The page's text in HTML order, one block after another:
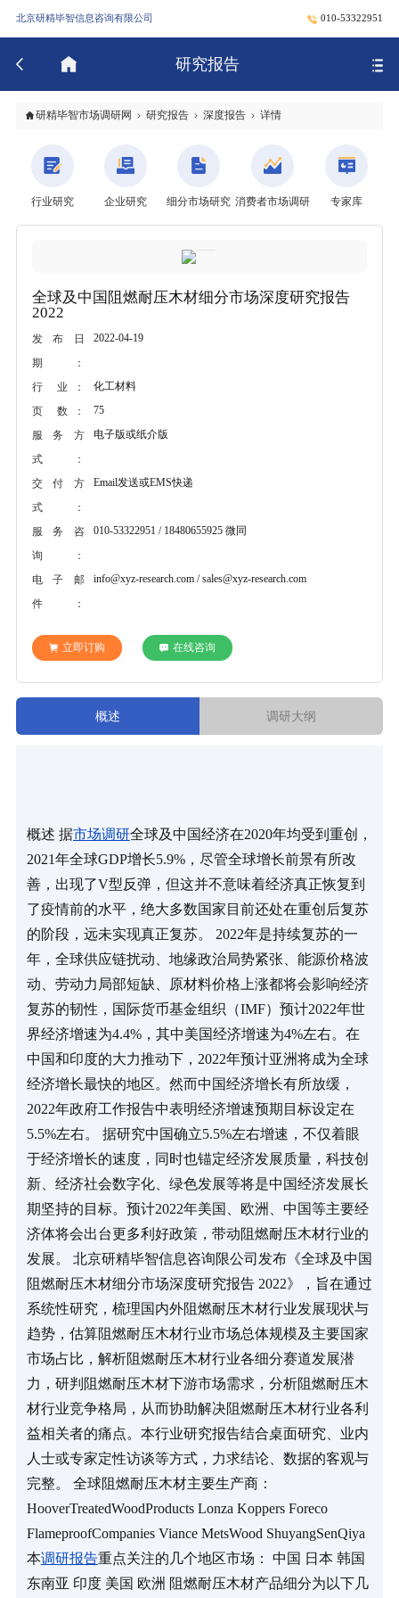
北京研精毕智信息咨询有限公司 010-53322951
研究报告
研精毕智市场调研网 研究报告 深度报告 详情
行业研究 企业研究 细分市场研究 消费者市场调研 专家库
全球及中国阻燃耐压木材细分市场深度研究报告
2022
发布日
期：
2022-04-19
行 业：
化工材料
页 数：
75
服务方
式：
电子版或纸介版
交付方
式：
Email发送或EMS快递
服务咨
询：
010-53322951 / 18480655925 微同
电子邮
件：
info@xyz-research.com / sales@xyz-research.com
立即订购 在线咨询
概述 调研大纲
概述 据市场调研全球及中国经济在2020年均受到重创，
2021年全球GDP增长5.9%，尽管全球增长前景有所改
善，出现了V型反弹，但这并不意味着经济真正恢复到
了疫情前的水平，绝大多数国家目前还处在重创后复苏
的阶段，远未实现真正复苏。 2022年是持续复苏的一
年，全球供应链扰动、地缘政治局势紧张、能源价格波
动、劳动力局部短缺、原材料价格上涨都将会影响经济
复苏的韧性，国际货币基金组织（IMF）预计2022年世
界经济增速为4.4%，其中美国经济增速为4%左右。在
中国和印度的大力推动下，2022年预计亚洲将成为全球
经济增长最快的地区。然而中国经济增长有所放缓，
2022年政府工作报告中表明经济增速预期目标设定在
5.5%左右。 据研究中国确立5.5%左右增速，不仅着眼
于经济增长的速度，同时也锚定经济发展质量，科技创
新、经济社会数字化、绿色发展等将是中国经济发展长
期坚持的目标。预计2022年美国、欧洲、中国等主要经
济体将会出台更多利好政策，带动阻燃耐压木材行业的
发展。 北京研精毕智信息咨询限公司发布《全球及中国
阻燃耐压木材细分市场深度研究报告 2022》，旨在通过
系统性研究，梳理国内外阻燃耐压木材行业发展现状与
趋势，估算阻燃耐压木材行业市场总体规模及主要国家
市场占比，解析阻燃耐压木材行业各细分赛道发展潜
力，研判阻燃耐压木材下游市场需求，分析阻燃耐压木
材行业竞争格局，从而协助解决阻燃耐压木材行业各利
益相关者的痛点。本行业研究报告结合桌面研究、业内
人士或专家定性访谈等方式，力求结论、数据的客观与
完整。 全球阻燃耐压木材主要生产商：
HooverTreatedWoodProducts Lonza Koppers Foreco
FlameproofCompanies Viance MetsWood ShuyangSenQiya
本调研报告重点关注的几个地区市场： 中国 日本 韩国
东南亚 印度 美国 欧洲 阻燃耐压木材产品细分为以下几